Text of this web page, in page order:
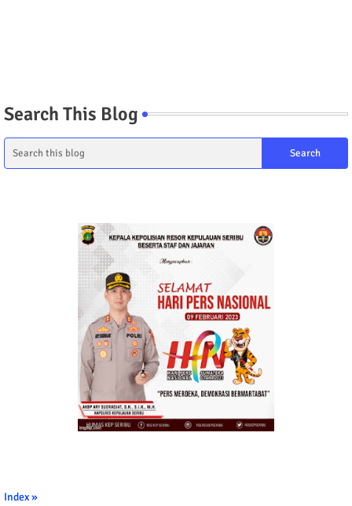
Search This Blog
Index »